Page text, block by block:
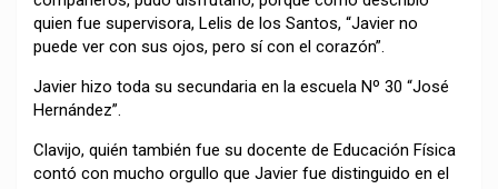
quien fue supervisora, Lelis de los Santos, “Javier no
puede ver con sus ojos, pero sí con el corazón”.
Javier hizo toda su secundaria en la escuela Nº 30 “José
Hernández”.
Clavijo, quién también fue su docente de Educación Física
contó con mucho orgullo que Javier fue distinguido en el